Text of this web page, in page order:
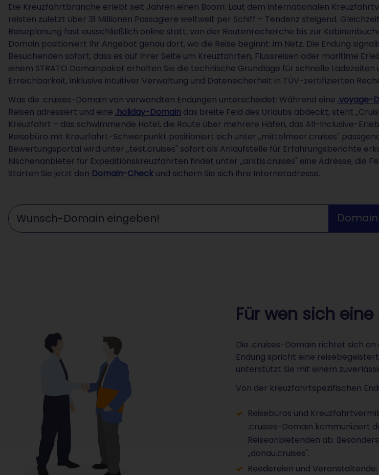
Die Kreuzfahrtbranche erlebt seit Jahren einen Boom: Laut dem internationalen
reisten zuletzt über 31 Millionen Passagiere weltweit per Schiff – Tendenz steigend.
Reiseplanung fast ausschließlich online statt, von der Routenrecherche bis zur
Domain positioniert Ihr Angebot genau dort, wo die Reise beginnt: im Netz. Die Endung
Besuchenden sofort, dass es auf Ihrer Seite um Kreuzfahrten, Flussreisen oder maritime
einem STRATO Domainpaket erhalten Sie die technische Grundlage für schnelle Ladezeiten
Erreichbarkeit, inklusive intuitiver Verwaltung und Datensicherheit in TÜV-zertifizierten
Was die .cruises-Domain von verwandten Endungen unterscheidet: Während eine .voyage-
Reisen adressiert und eine .holiday-Domain das breite Feld des Urlaubs abdeckt, steht
Kreuzfahrt – das schwimmende Hotel, die Route über mehrere Häfen, das All-Inclusive-
Reisebüro mit Kreuzfahrt-Schwerpunkt positioniert sich unter „mittelmeer.cruises"
Bewertungsportal wird unter „test.cruises" sofort als Anlaufstelle für Erfahrungsberichte
Nischenanbieter für Expeditionskreuzfahrten findet unter „arktis.cruises" eine Adresse, die
Starten Sie jetzt den Domain-Check und sichern Sie sich Ihre Internetadresse.
Wunschdomain eingeben ...
Für wen sich
Die .cruises-Domain richtet sich
Endung spricht eine
unterstützt Sie mit einem
Von der kreuzfahrtspezifischen
Reisebüros und
.cruises-Domain kommuniziert
Reiseanbietenden ab.
„donau.cruises".
Reedereien und